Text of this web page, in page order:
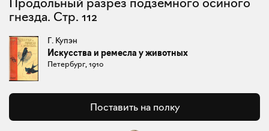
гнезда. Стр. 112
Г. Купэн
Искусства и ремесла у животных
Петербург, 1910
Поставить на полку